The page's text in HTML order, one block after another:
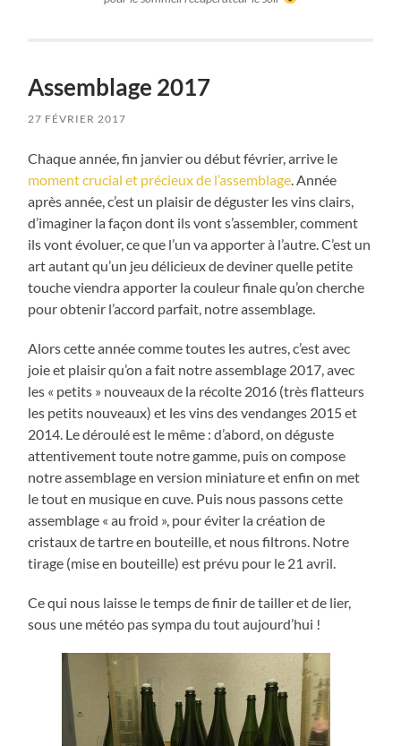
Assemblage 2017
27 FÉVRIER 2017
Chaque année, fin janvier ou début février, arrive le
moment crucial et précieux de l’assemblage. Année
après année, c’est un plaisir de déguster les vins clairs,
d’imaginer la façon dont ils vont s’assembler, comment
ils vont évoluer, ce que l’un va apporter à l’autre. C’est un
art autant qu’un jeu délicieux de deviner quelle petite
touche viendra apporter la couleur finale qu’on cherche
pour obtenir l’accord parfait, notre assemblage.
Alors cette année comme toutes les autres, c’est avec
joie et plaisir qu’on a fait notre assemblage 2017, avec
les « petits » nouveaux de la récolte 2016 (très flatteurs
les petits nouveaux) et les vins des vendanges 2015 et
2014. Le déroulé est le même : d’abord, on déguste
attentivement toute notre gamme, puis on compose
notre assemblage en version miniature et enfin on met
le tout en musique en cuve. Puis nous passons cette
assemblage « au froid », pour éviter la création de
cristaux de tartre en bouteille, et nous filtrons. Notre
tirage (mise en bouteille) est prévu pour le 21 avril.
Ce qui nous laisse le temps de finir de tailler et de lier,
sous une météo pas sympa du tout aujourd’hui !